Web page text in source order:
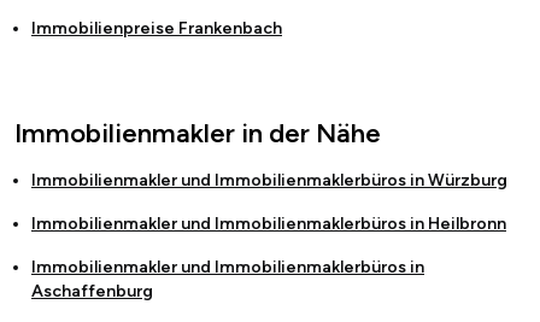
Immobilienpreise Frankenbach
Immobilienmakler in der Nähe
Immobilienmakler und Immobilienmaklerbüros inWürzburg
Immobilienmakler und Immobilienmaklerbüros in Heilbronn
Immobilienmakler und Immobilienmaklerbüros in
Aschaffenburg